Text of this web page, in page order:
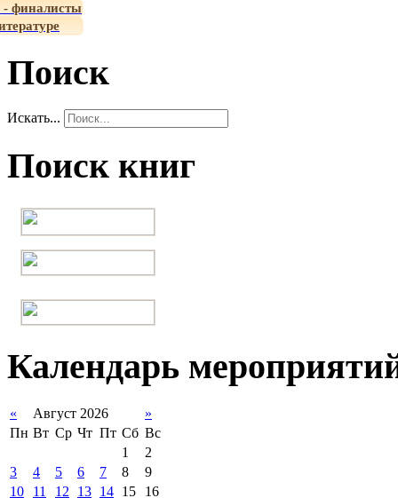
- финалисты
Поиск
Искать...
Поиск книг
Календарь
« Август 2026
»
Пн Вт Ср Чт Пт Сб Вс
1
2
3
4 5 6 7 8
9
10
11 12 13 14 15 16